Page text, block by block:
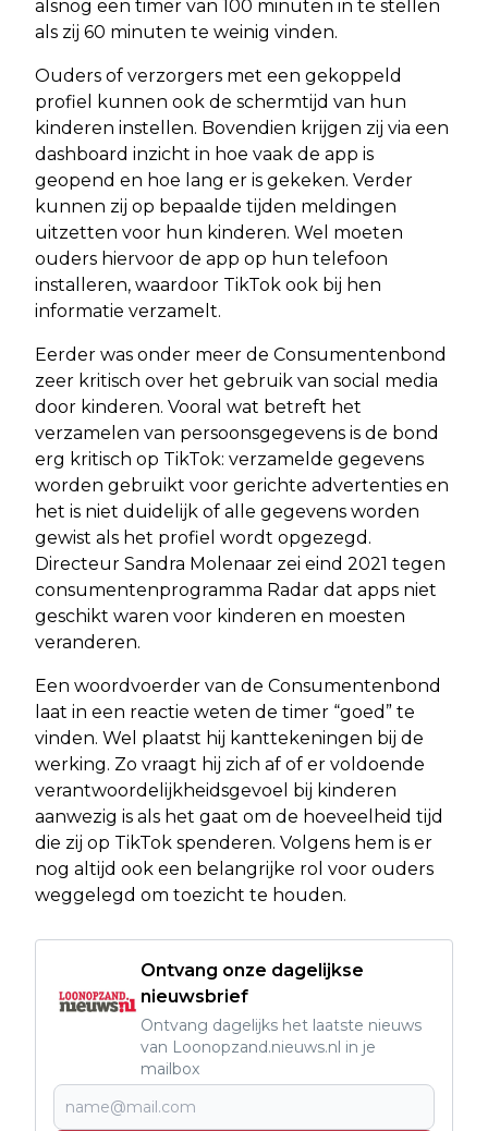
alsnog een timer van 100 minuten in te stellen
als zij 60 minuten te weinig vinden.
Ouders of verzorgers met een gekoppeld
profiel kunnen ook de schermtijd van hun
kinderen instellen. Bovendien krijgen zij via een
dashboard inzicht in hoe vaak de app is
geopend en hoe lang er is gekeken. Verder
kunnen zij op bepaalde tijden meldingen
uitzetten voor hun kinderen. Wel moeten
ouders hiervoor de app op hun telefoon
installeren, waardoor TikTok ook bij hen
informatie verzamelt.
Eerder was onder meer de Consumentenbond
zeer kritisch over het gebruik van social media
door kinderen. Vooral wat betreft het
verzamelen van persoonsgegevens is de bond
erg kritisch op TikTok: verzamelde gegevens
worden gebruikt voor gerichte advertenties en
het is niet duidelijk of alle gegevens worden
gewist als het profiel wordt opgezegd.
Directeur Sandra Molenaar zei eind 2021 tegen
consumentenprogramma Radar dat apps niet
geschikt waren voor kinderen en moesten
veranderen.
Een woordvoerder van de Consumentenbond
laat in een reactie weten de timer “goed” te
vinden. Wel plaatst hij kanttekeningen bij de
werking. Zo vraagt hij zich af of er voldoende
verantwoordelijkheidsgevoel bij kinderen
aanwezig is als het gaat om de hoeveelheid tijd
die zij op TikTok spenderen. Volgens hem is er
nog altijd ook een belangrijke rol voor ouders
weggelegd om toezicht te houden.
Ontvang onze dagelijkse
nieuwsbrief
Ontvang dagelijks het laatste nieuws
van Loonopzand.nieuws.nl in je
mailbox